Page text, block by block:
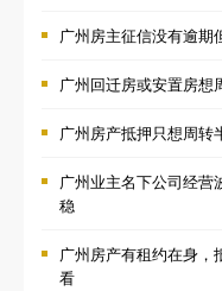
广州房主征信没有逾期
广州回迁房或安置房想
广州房产抵押只想周转
广州业主名下公司经营
稳
广州房产有租约在身，
看